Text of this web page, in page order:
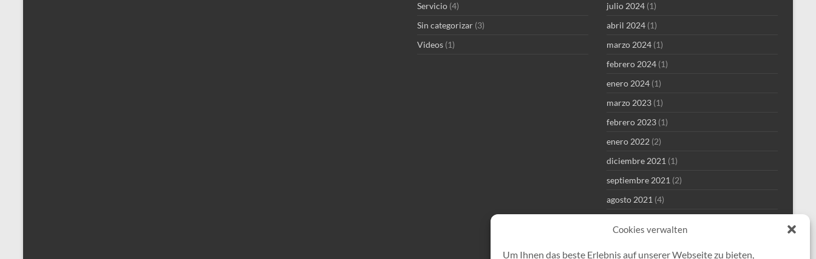
Cookies verwalten
Um Ihnen das beste Erlebnis auf unserer Webseite zu bieten,
Servicio (4)
Sin categorizar (3)
Videos (1)
julio 2024 (1)
abril 2024 (1)
marzo 2024 (1)
febrero 2024 (1)
enero 2024 (1)
marzo 2023 (1)
febrero 2023 (1)
enero 2022 (2)
diciembre 2021 (1)
septiembre 2021 (2)
agosto 2021 (4)